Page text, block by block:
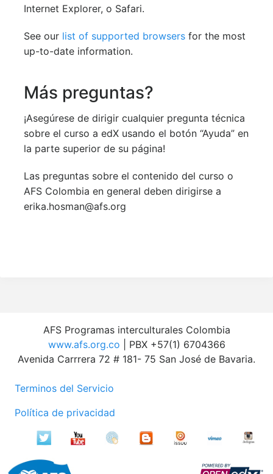
Internet Explorer, o Safari.
See our list of supported browsers for the most
up-to-date information.
Más preguntas?
¡Asegúrese de dirigir cualquier pregunta técnica
sobre el curso a edX usando el botón “Ayuda” en
la parte superior de su página!
Las preguntas sobre el contenido del curso o
AFS Colombia en general deben dirigirse a
erika.hosman@afs.org
AFS Programas interculturales Colombia
www.afs.org.co | PBX +57(1) 6704366
Avenida Carrrera 72 # 181- 75 San José de Bavaria.
Terminos del Servicio
Política de privacidad